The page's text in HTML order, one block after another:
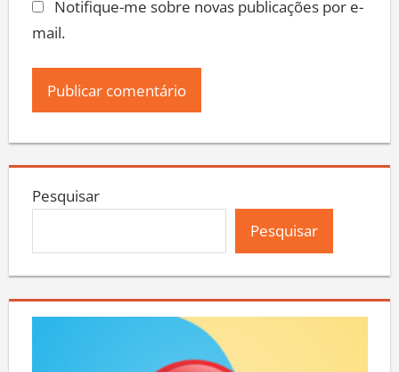
Notifique-me sobre novas publicações por e-
mail.
Pesquisar
Pesquisar